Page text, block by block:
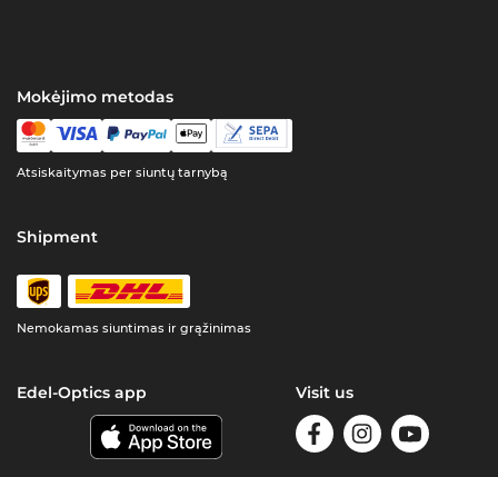
Mokėjimo metodas
Atsiskaitymas per siuntų tarnybą
Shipment
Nemokamas siuntimas ir grąžinimas
Edel-Optics app Visit us